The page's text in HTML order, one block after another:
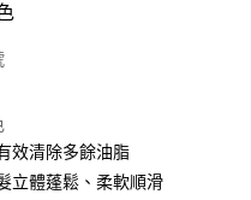
效清除多餘油脂
立體蓬鬆、柔軟順滑